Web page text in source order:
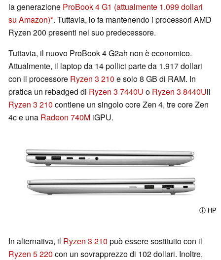
la generazione ProBook 4 G1 (attualmente 1.099 dollari
su Amazon) . Tuttavia, lo fa mantenendo i processori AMD
Ryzen 200 presenti nel suo predecessore.
Tuttavia, il nuovo ProBook 4 G2ah non è economico.
Attualmente, il laptop da 14 pollici parte da 1.917 dollari
con il processore Ryzen 3 210 e solo 8 GB di RAM. In
pratica un rebadged di Ryzen 3 7440U o Ryzen 3 8440Uil
Ryzen 3 210 contiene un singolo core Zen 4, tre core Zen
4c e una Radeon 740M iGPU.
ⓘ HP
In alternativa, il Ryzen 3 210 può essere sostituito con il
Ryzen 5 220 con un sovrapprezzo di 102 dollari. Inoltre,